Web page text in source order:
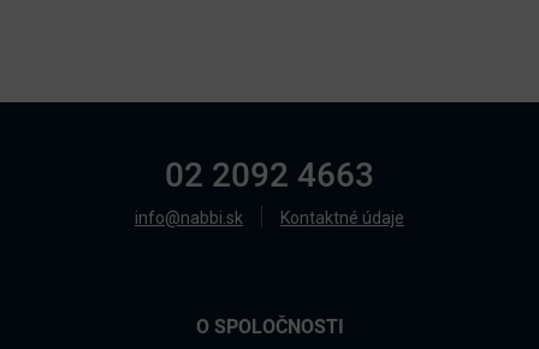
02 2092 4663
info@nabbi.sk Kontaktné údaje
O SPOLOČNOSTI